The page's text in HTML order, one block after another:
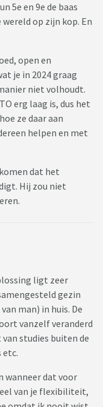
5e en 9e de baas
op zijn kop. En
open en
je in 2024 graag
niet volhoudt.
erg laag is, dus het
ze daar aan
helpen en met
dat het
Hij zou niet
ligt zeer
gezin
man) in huis. De
vanzelf veranderd
studies buiten de
etc.
wanneer dat voor
van je flexibiliteit,